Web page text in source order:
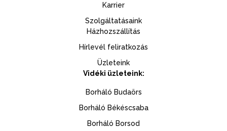
Karrier
Szolgáltatásaink
Házhozszállítás
Hírlevél feliratkozás
Üzleteink
Vidéki üzleteink:
Borháló Budaörs
Borháló Békéscsaba
Borháló Borsod